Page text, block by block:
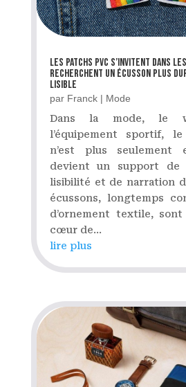
Les patchs PVC s’invitent dans
recherchent un écusson plus
lisible
par Franck| Mode
Dans la mode, le
l’équipement sportif,
n’est plus seulement
devient un support de
lisibilité et de narration
écussons, longtemps
d’ornement textile, sont
cœur de...
lire plus